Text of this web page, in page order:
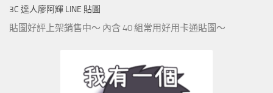
3C 達人廖阿輝 LINE 貼圖
貼圖好評上架銷售中～ 內含 40 組常用好用卡通貼圖～